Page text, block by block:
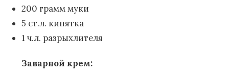
200 грамм муки
5 ст.л. кипятка
1 ч.л. разрыхлителя
Заварной крем: